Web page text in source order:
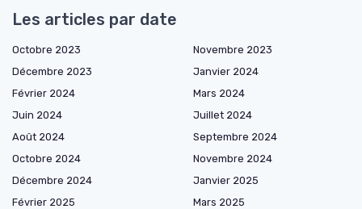
Les articles par date
Octobre 2023
Novembre 2023
Décembre 2023
Janvier 2024
Février 2024
Mars 2024
Juin 2024
Juillet 2024
Août 2024
Septembre 2024
Octobre 2024
Novembre 2024
Décembre 2024
Janvier 2025
Février 2025
Mars 2025